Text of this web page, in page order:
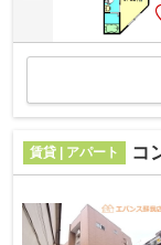
賃貸 | アパート コ